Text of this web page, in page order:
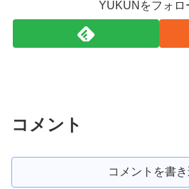
YUKUNをフォロ
コメント
コメントを書